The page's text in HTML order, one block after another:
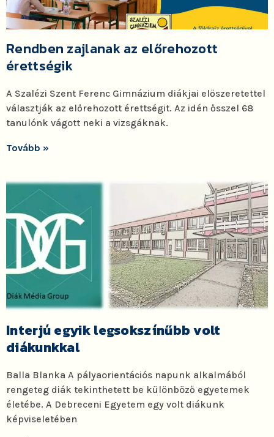
Rendben zajlanak az előrehozott
érettségik
A Szalézi Szent Ferenc Gimnázium diákjai előszeretettel
választják az előrehozott érettségit. Az idén ősszel 68
tanulónk vágott neki a vizsgáknak.
Tovább »
Interjú egyik legsokszínűbb volt
diákunkkal
Balla Blanka A pályaorientációs napunk alkalmából
rengeteg diák tekinthetett be különböző egyetemek
életébe. A Debreceni Egyetem egy volt diákunk
képviseletében